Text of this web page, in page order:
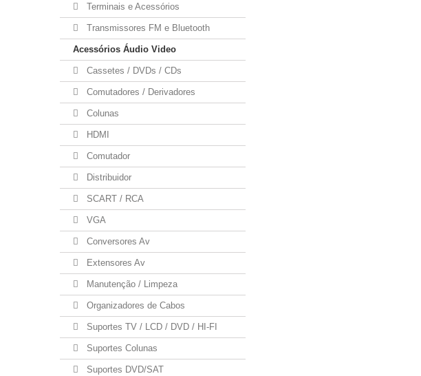
Terminais e Acessórios
Transmissores FM e Bluetooth
Acessórios Áudio Video
Cassetes / DVDs / CDs
Comutadores / Derivadores
Colunas
HDMI
Comutador
Distribuidor
SCART / RCA
VGA
Conversores Av
Extensores Av
Manutenção / Limpeza
Organizadores de Cabos
Suportes TV / LCD / DVD / HI-FI
Suportes Colunas
Suportes DVD/SAT